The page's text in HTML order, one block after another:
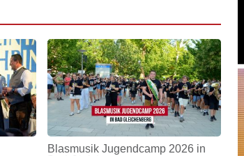
Blasmusik Jugendcamp 2026 in